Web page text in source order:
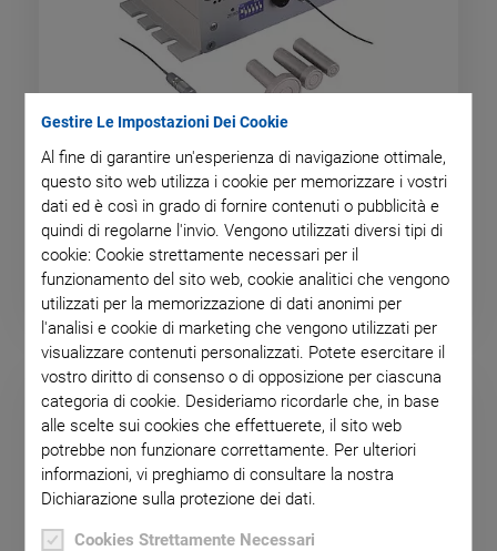
Gestire Le Impostazioni Dei Cookie
Al fine di garantire un'esperienza di navigazione ottimale,
questo sito web utilizza i cookie per memorizzare i vostri
dati ed è così in grado di fornire contenuti o pubblicità e
quindi di regolarne l'invio. Vengono utilizzati diversi tipi di
cookie: Cookie strettamente necessari per il
funzionamento del sito web, cookie analitici che vengono
utilizzati per la memorizzazione di dati anonimi per
l'analisi e cookie di marketing che vengono utilizzati per
visualizzare contenuti personalizzati. Potete esercitare il
vostro diritto di consenso o di opposizione per ciascuna
categoria di cookie. Desideriamo ricordarle che, in base
alle scelte sui cookies che effettuerete, il sito web
potrebbe non funzionare correttamente. Per ulteriori
informazioni, vi preghiamo di consultare la nostra
Dichiarazione sulla protezione dei dati.
Cookies Strettamente Necessari
E-852 PISeca Signal Evaluation
For Capacitive Single-Electrode Sensors